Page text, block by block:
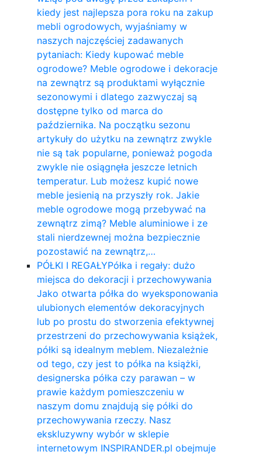
kiedy jest najlepsza pora roku na zakup
mebli ogrodowych, wyjaśniamy w
naszych najczęściej zadawanych
pytaniach: Kiedy kupować meble
ogrodowe? Meble ogrodowe i dekoracje
na zewnątrz są produktami wyłącznie
sezonowymi i dlatego zazwyczaj są
dostępne tylko od marca do
października. Na początku sezonu
artykuły do ​​użytku na zewnątrz zwykle
nie są tak popularne, ponieważ pogoda
zwykle nie osiągnęła jeszcze letnich
temperatur. Lub możesz kupić nowe
meble jesienią na przyszły rok. Jakie
meble ogrodowe mogą przebywać na
zewnątrz zimą? Meble aluminiowe i ze
stali nierdzewnej można bezpiecznie
pozostawić na zewnątrz,…
PÓŁKI I REGAŁYPółka i regały: dużo
miejsca do dekoracji i przechowywania
Jako otwarta półka do wyeksponowania
ulubionych elementów dekoracyjnych
lub po prostu do stworzenia efektywnej
przestrzeni do przechowywania książek,
półki są idealnym meblem. Niezależnie
od tego, czy jest to półka na książki,
designerska półka czy parawan – w
prawie każdym pomieszczeniu w
naszym domu znajdują się półki do
przechowywania rzeczy. Nasz
ekskluzywny wybór w sklepie
internetowym INSPIRANDER.pl obejmuje